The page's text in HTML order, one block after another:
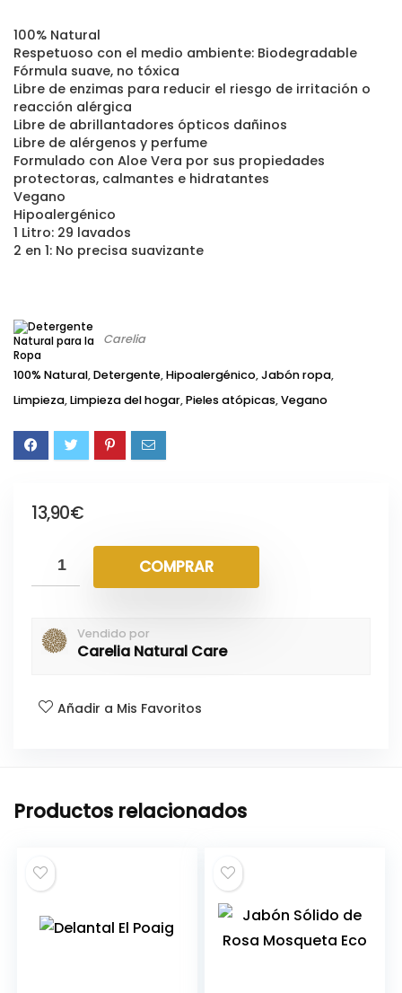
100% Natural
Respetuoso con el medio ambiente: Biodegradable
Fórmula suave, no tóxica
Libre de enzimas para reducir el riesgo de irritación o
reacción alérgica
Libre de abrillantadores ópticos dañinos
Libre de alérgenos y perfume
Formulado con Aloe Vera por sus propiedades
protectoras, calmantes e hidratantes
Vegano
Hipoalergénico
1 Litro: 29 lavados
2 en 1: No precisa suavizante
Carelia
100% Natural,Detergente,Hipoalergénico,Jabón ropa,
Limpieza,Limpieza del hogar,Pieles atópicas,Vegano
13,90€
COMPRAR
Vendido por
Carelia Natural Care
Añadir a Mis Favoritos
Productos relacionados